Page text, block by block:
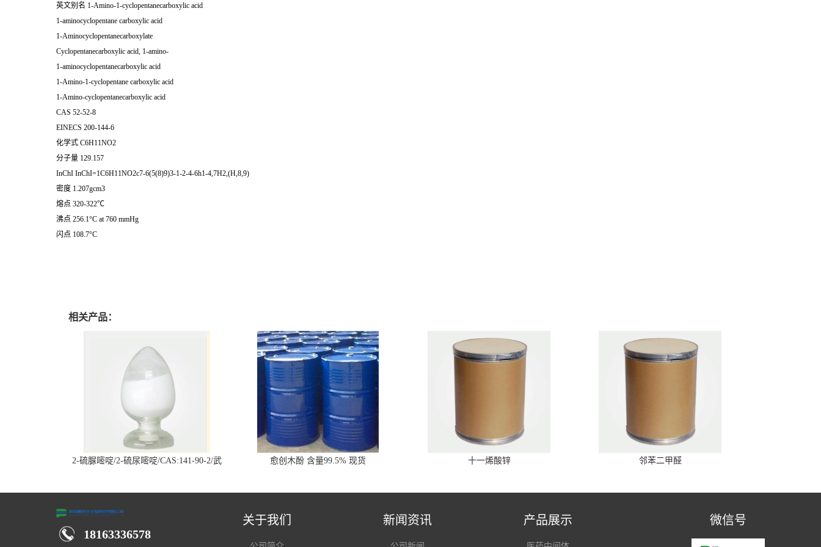
英文别名 1-Amino-1-cyclopentanecarboxylic acid
1-aminocyclopentane carboxylic acid
1-Aminocyclopentanecarboxylate
Cyclopentanecarboxylic acid, 1-amino-
1-aminocyclopentanecarboxylic acid
1-Amino-1-cyclopentane carboxylic acid
1-Amino-cyclopentanecarboxylic acid
CAS 52-52-8
EINECS 200-144-6
化学式 C6H11NO2
分子量 129.157
InChI InChI=1C6H11NO2c7-6(5(8)9)3-1-2-4-6h1-4,7H2,(H,8,9)
密度 1.207gcm3
熔点 320-322℃
沸点 256.1°C at 760 mmHg
闪点 108.7°C
相关产品：
2-硫脲嘧啶/2-硫尿嘧啶/CAS:141-90-2/武
愈创木酚 含量99.5% 现货 十一烯酸锌 邻苯二甲醛
18163336578
关于我们 新闻资讯 产品展示 微信号